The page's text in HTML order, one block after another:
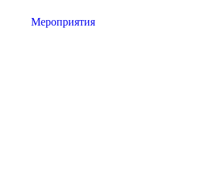
Мероприятия